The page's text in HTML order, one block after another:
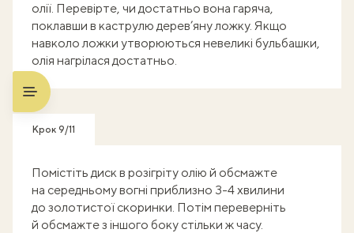
олії. Перевірте, чи достатньо вона гаряча,
поклавши в каструлю дерев’яну ложку. Якщо
навколо ложки утворюються невеликі бульбашки,
олія нагрілася достатньо.
Крок 9/11
Помістіть диск в розігріту олію й обсмажте
на середньому вогні приблизно 3-4 хвилини
до золотистої скоринки. Потім переверніть
й обсмажте з іншого боку стільки ж часу.